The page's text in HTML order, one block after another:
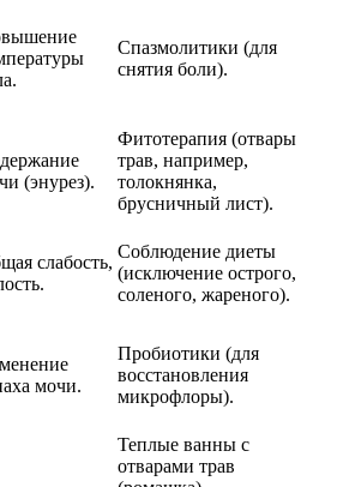
Спазмолитики (для
снятия боли).
(энурез).
Фитотерапия (отвары
трав, например,
толокнянка,
брусничный лист).
слабость,
Соблюдение диеты
(исключение острого,
соленого, жареного).
мочи.
Пробиотики (для
восстановления
микрофлоры).
Теплые ванны с
отварами трав